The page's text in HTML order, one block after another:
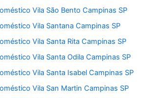
Vila São Bento Campinas SP
Vila Santana Campinas SP
Vila Santa Rita Campinas SP
Vila Santa Odila Campinas SP
Vila Santa Isabel Campinas SP
Vila San Martin Campinas SP